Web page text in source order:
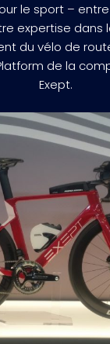
le sport –
expertise dans
du vélo de
de la
Exept.